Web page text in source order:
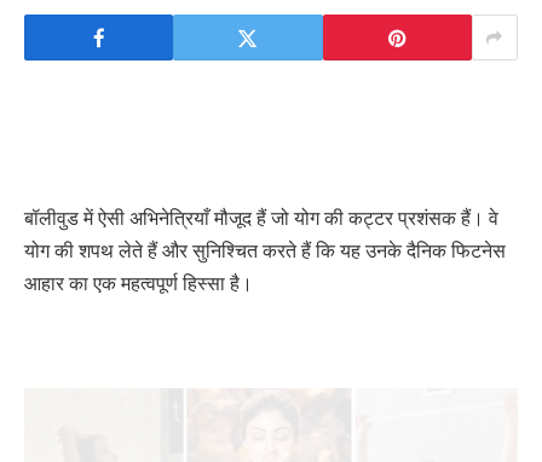
बॉलीवुड में ऐसी अभिनेत्रियाँ मौजूद हैं जो योग की कट्टर प्रशंसक हैं। वे
योग की शपथ लेते हैं और सुनिश्चित करते हैं कि यह उनके दैनिक फिटनेस
आहार का एक महत्वपूर्ण हिस्सा है।